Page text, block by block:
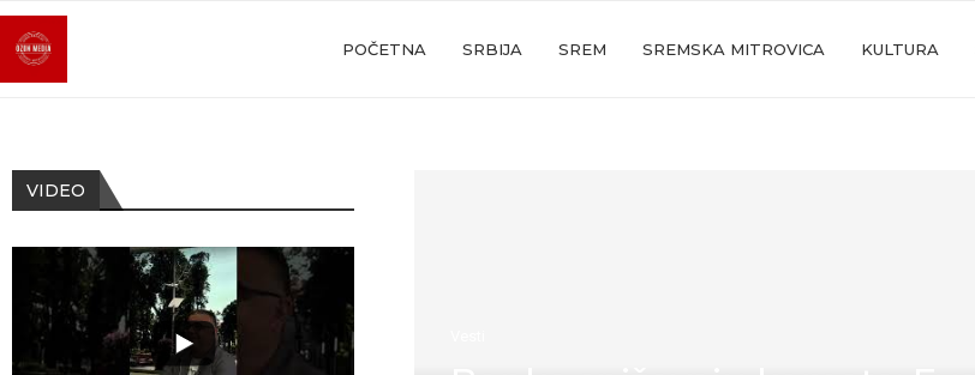
POČETNA SRBIJA SREM SREMSKA MITROVICA KULTURA
VIDEO